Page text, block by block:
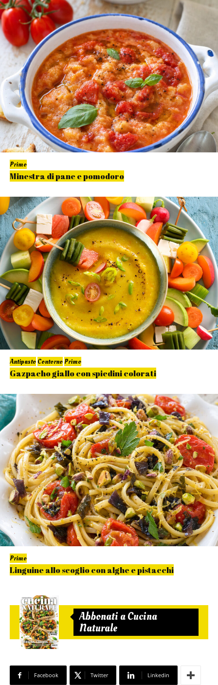
Primo
Minestra di pane e pomodoro
Antipasto Contorno Primo
Gazpacho giallo con spiedini colorati
Primo
Linguine allo scoglio con alghe e pistacchi
Abbonati a Cucina
Naturale
Facebook Twitter Linkedin